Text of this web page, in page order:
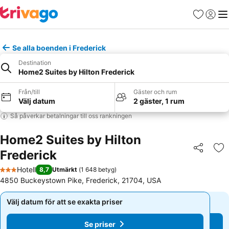
Favoriter
Logga
Se alla boenden i Frederick
Destination
Home2 Suites by Hilton Frederick
Från/till
Välj datum
Gäster och rum
2 gäster, 1 rum
Så påverkar betalningar till oss rankningen
Home2 Suites by Hilton
Frederick
Dela
3 Stjärnor
Hotell 8,7 Utmärkt (1 648 betyg)
4850 Buckeystown Pike, Frederick, 21704, USA
Välj datum för att se exakta priser
Se priser
Välj datum för att se exakta priser
Se priser